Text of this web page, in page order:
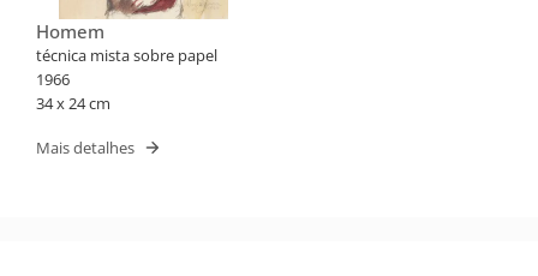
Homem
técnica mista sobre papel
1966
34 x 24 cm
Mais detalhes